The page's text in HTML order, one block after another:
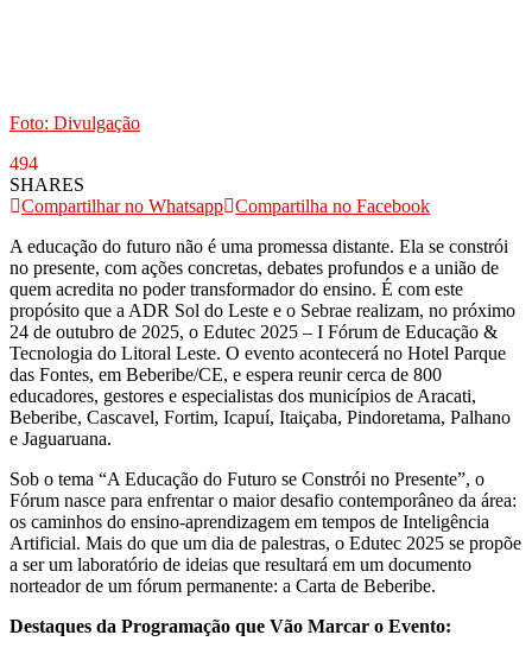
Foto: Divulgação
494
SHARES
Compartilhar no Whatsapp Compartilha no Facebook
A educação do futuro não é uma promessa distante. Ela se constrói
no presente, com ações concretas, debates profundos e a união de
quem acredita no poder transformador do ensino. É com este
propósito que a ADR Sol do Leste e o Sebrae realizam, no próximo
24 de outubro de 2025, o Edutec 2025 – I Fórum de Educação &
Tecnologia do Litoral Leste. O evento acontecerá no Hotel Parque
das Fontes, em Beberibe/CE, e espera reunir cerca de 800
educadores, gestores e especialistas dos municípios de Aracati,
Beberibe, Cascavel, Fortim, Icapuí, Itaiçaba, Pindoretama, Palhano
e Jaguaruana.
Sob o tema “A Educação do Futuro se Constrói no Presente”, o
Fórum nasce para enfrentar o maior desafio contemporâneo da área:
os caminhos do ensino-aprendizagem em tempos de Inteligência
Artificial. Mais do que um dia de palestras, o Edutec 2025 se propõe
a ser um laboratório de ideias que resultará em um documento
norteador de um fórum permanente: a Carta de Beberibe.
Destaques da Programação que Vão Marcar o Evento: